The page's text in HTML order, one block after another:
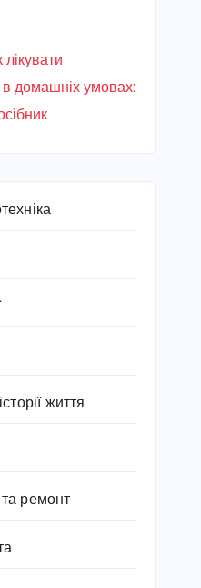
лікувати
домашніх умовах:
життя
та ремонт